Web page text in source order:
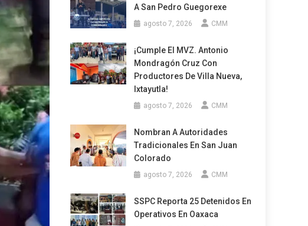
A San Pedro Guegorexe
agosto 7, 2026 CMM
¡Cumple El MVZ. Antonio
Mondragón Cruz Con
Productores De Villa Nueva,
Ixtayutla!
agosto 7, 2026 CMM
Nombran A Autoridades
Tradicionales En San Juan
Colorado
agosto 7, 2026 CMM
SSPC Reporta 25 Detenidos En
Operativos En Oaxaca